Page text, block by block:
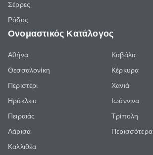
Σέρρες
Ρόδος
Ονομαστικός Κατάλογος
Αθήνα
Θεσσαλονίκη
Περιστέρι
Ηράκλειο
Πειραιάς
Λάρισα
Καλλιθέα
Καβάλα
Κέρκυρα
Χανιά
Ιωάννινα
Τρίπολη
Περισσότερα